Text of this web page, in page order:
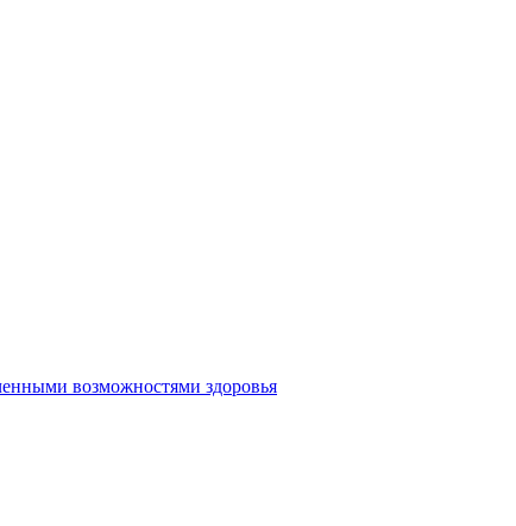
возможностями здоровья